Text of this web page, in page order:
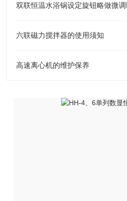
双联恒温水浴锅设定旋钮略做微
六联磁力搅拌器的使用须知
高速离心机的维护保养